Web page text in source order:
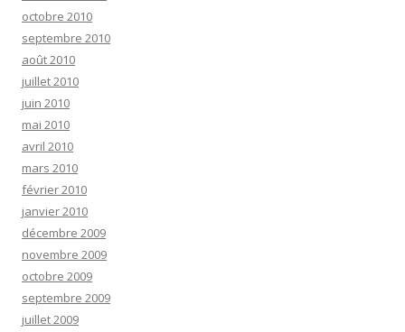
octobre 2010
septembre 2010
août 2010
juillet 2010
juin 2010
mai 2010
avril 2010
mars 2010
février 2010
janvier 2010
décembre 2009
novembre 2009
octobre 2009
septembre 2009
juillet 2009